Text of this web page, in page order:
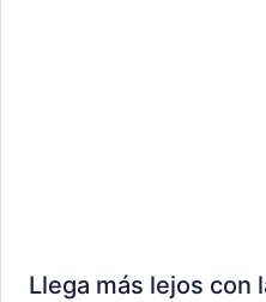
Llega más lejos con